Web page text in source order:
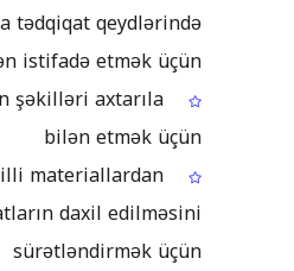
tədqiqat qeydlərində
istifadə etmək üçün
şəkilləri axtarıla
bilən etmək üçün
materiallardan
daxil edilməsini
sürətləndirmək üçün